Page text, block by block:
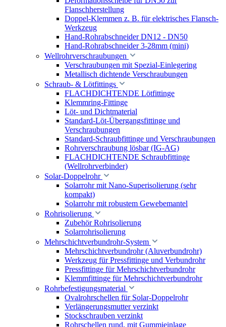
Flanschherstellung
Doppel-Klemmen z. B. für elektrisches Flansch-
Werkzeug
Hand-Rohrabschneider DN12 - DN50
Hand-Rohrabschneider 3-28mm (mini)
Wellrohrverschraubungen
Verschraubungen mit Spezial-Einlegering
Metallisch dichtende Verschraubungen
Schraub- & Lötfittings
FLACHDICHTENDE Lötfittinge
Klemmring-Fittinge
Löt- und Dichtmaterial
Standard-Löt-Übergangsfittinge und
Verschraubungen
Standard-Schraubfittinge und Verschraubungen
Rohrverschraubung lösbar (IG-AG)
FLACHDICHTENDE Schraubfittinge
(Wellrohrverbinder)
Solar-Doppelrohr
Solarrohr mit Nano-Superisolierung (sehr
kompakt)
Solarrohr mit robustem Gewebemantel
Rohrisolierung
Zubehör Rohrisolierung
Solarrohrisolierung
Mehrschichtverbundrohr-System
Mehrschichtverbundrohr (Aluverbundrohr)
Werkzeug für Pressfittinge und Verbundrohr
Pressfittinge für Mehrschichtverbundrohr
Klemmfittinge für Mehrschichtverbundrohr
Rohrbefestigungsmaterial
Ovalrohrschellen für Solar-Doppelrohr
Verlängerungsmutter verzinkt
Stockschrauben verzinkt
Rohrschellen rund, mit Gummieinlage